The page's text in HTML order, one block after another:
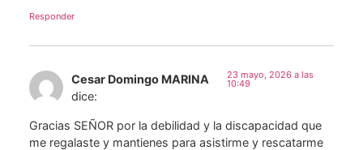
Responder
Cesar Domingo MARINA
dice:
23 mayo, 2026 a las
10:49
Gracias SEÑOR por la debilidad y la discapacidad que
me regalaste y mantienes para asistirme y rescatarme